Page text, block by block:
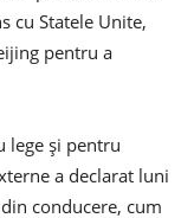
cu Statele Unite,
pentru a
lege și pentru
a declarat luni
conducere, cum